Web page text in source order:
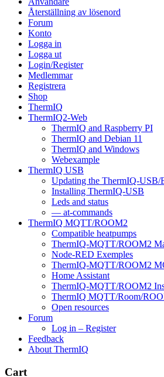
Återställning av lösenord
Forum
Konto
Logga in
Logga ut
Login/Register
Medlemmar
Registrera
Shop
ThermIQ
ThermIQ2-Web
ThermIQ and Raspberry PI
ThermIQ and Debian 11
ThermIQ and Windows
Webexample
ThermIQ USB
Updating the ThermIQ-USB/
Installing ThermIQ-USB
Leds and status
— at-commands
ThermIQ MQTT/ROOM2
Compatible heatpumps
ThermIQ-MQTT/ROOM2
Node-RED Exemples
ThermIQ-MQTT/ROOM2
Home Assistant
ThermIQ-MQTT/ROOM2
ThermIQ MQTT/Room/
Open resources
Forum
Log in – Register
Feedback
About ThermIQ
Cart